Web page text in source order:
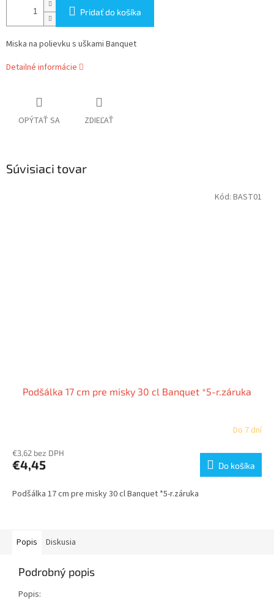
Pridať do košíka
Miska na polievku s uškami Banquet
Detailné informácie
OPÝTAŤ SA ZDIEĽAŤ
Súvisiaci tovar
Podšálka 17 cm pre misky 30 cl Banquet *5-r.záruka
Do 7 dní
€3,62 bez DPH
€4,45 Do košíka
Podšálka 17 cm pre misky 30 cl Banquet *5-r.záruka
Kód: BAST01
Popis Diskusia
Podrobný popis
Popis: